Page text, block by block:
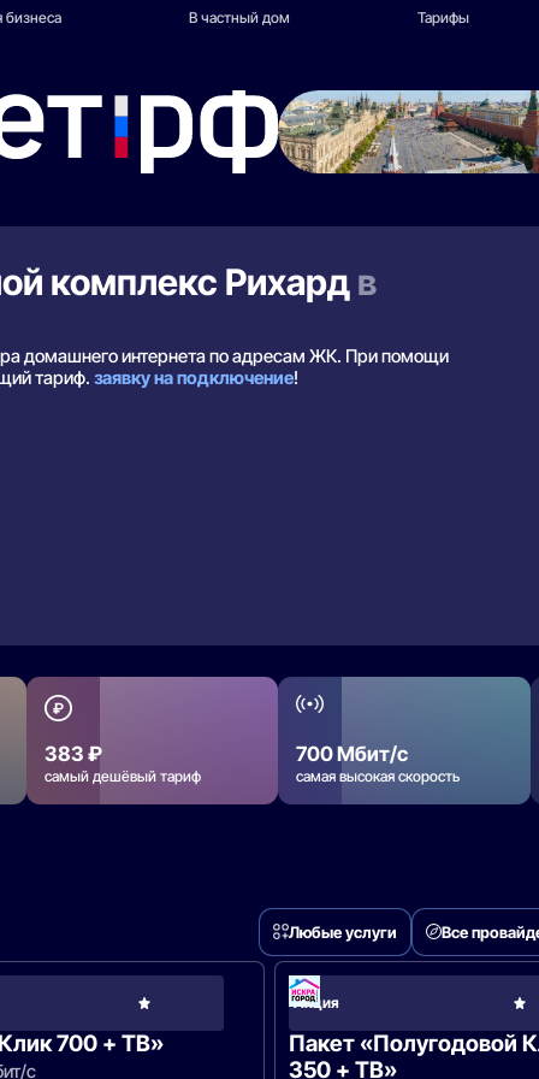
бизнеса В частный дом Тарифы
комплекс Рихардв
домашнего интернета по адресам ЖК. При помощи
тариф.заявку на подключение!
383 ₽
самый дешёвый тариф
700 Мбит/с
самая высокая скорость
Любые услуги Все
Город
700 + ТВ»
с
Акция
Пакет «Полугодовой
350 + ТВ»